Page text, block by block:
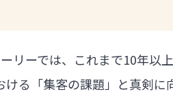
リーでは、これまで10年以上
る「集客の課題」と真剣に